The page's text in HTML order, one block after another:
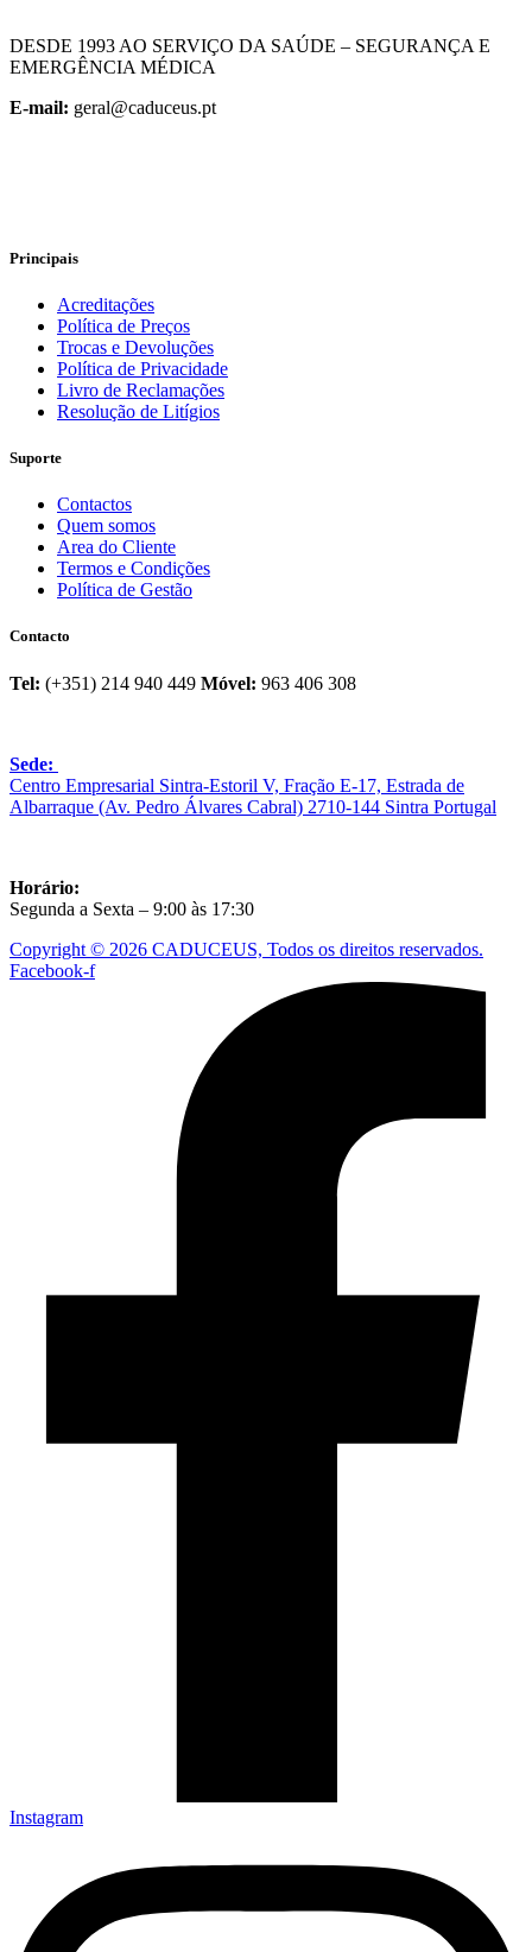
DESDE 1993 AO SERVIÇO DA SAÚDE – SEGURANÇA E
EMERGÊNCIA MÉDICA
E-mail: geral@caduceus.pt
Principais
Acreditações
Política de Preços
Trocas e Devoluções
Política de Privacidade
Livro de Reclamações
Resolução de Litígios
Suporte
Contactos
Quem somos
Area do Cliente
Termos e Condições
Política de Gestão
Contacto
Tel: (+351) 214 940 449 Móvel: 963 406 308
Sede:
Centro Empresarial Sintra-Estoril V, Fração E-17, Estrada de
Albarraque (Av. Pedro Álvares Cabral) 2710-144 Sintra Portugal
Horário:
Segunda a Sexta – 9:00 às 17:30
Copyright © 2026 CADUCEUS, Todos os direitos reservados.
Facebook-f
Instagram